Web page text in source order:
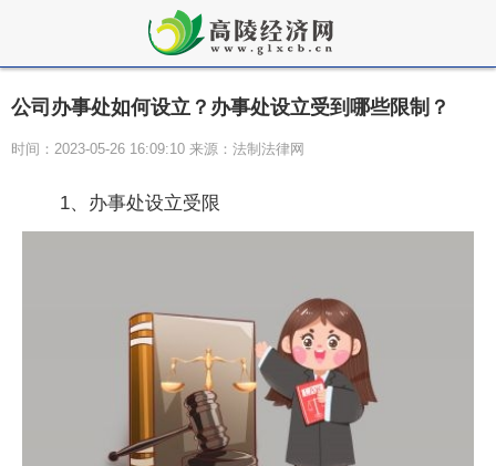
公司办事处如何设立？办事处设立受到哪些限制？
时间：2023-05-26 16:09:10 来源：法制法律网
1、办事处设立受限